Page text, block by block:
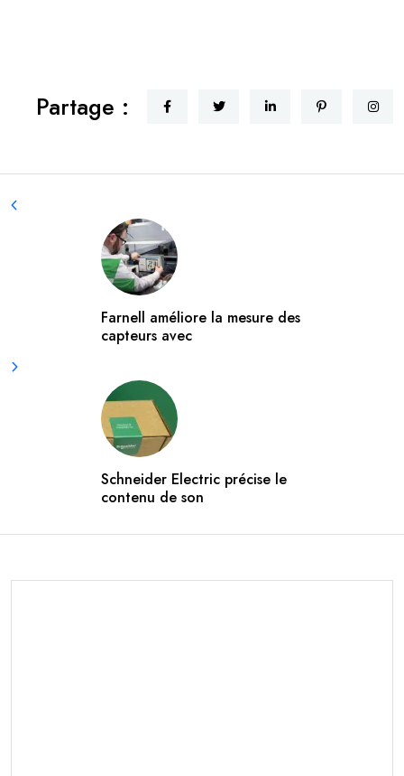
Partage :
Farnell améliore la mesure des
capteurs avec
Schneider Electric précise le
contenu de son